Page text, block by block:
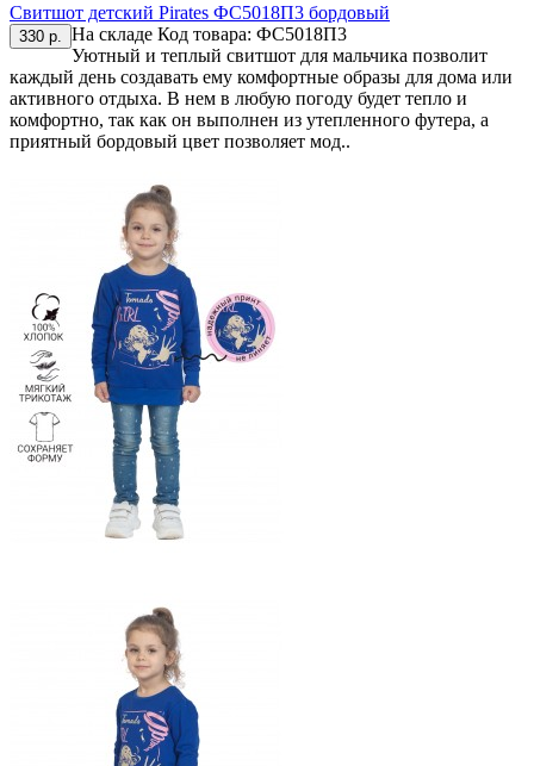
Свитшот детский Pirates ФС5018П3 бордовый
330 р. На складе Код товара: ФС5018П3
Уютный и теплый свитшот для мальчика позволит
каждый день создавать ему комфортные образы для дома или
активного отдыха. В нем в любую погоду будет тепло и
комфортно, так как он выполнен из утепленного футера, а
приятный бордовый цвет позволяет мод..